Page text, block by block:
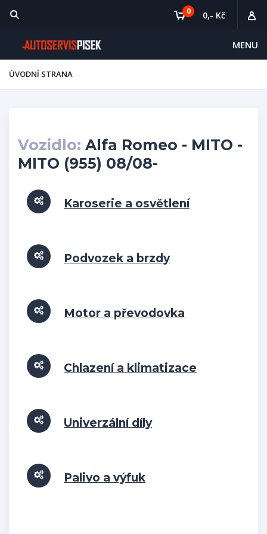
MENU
0 0,- Kč
ÚVODNÍ STRANA
Vozidlo: Alfa Romeo - MITO -
MITO (955) 08/08-
Karoserie a osvětlení
Podvozek a brzdy
Motor a převodovka
Chlazení a klimatizace
Univerzální díly
Palivo a výfuk